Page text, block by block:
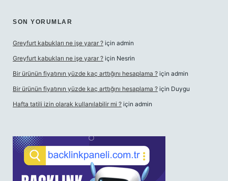
SON YORUMLAR
Greyfurt kabukları ne işe yarar ? için admin
Greyfurt kabukları ne işe yarar ? için Nesrin
Bir ürünün fiyatının yüzde kaç arttığını hesaplama ? için admin
Bir ürünün fiyatının yüzde kaç arttığını hesaplama ? için Duygu
Hafta tatili izin olarak kullanılabilir mi ? için admin